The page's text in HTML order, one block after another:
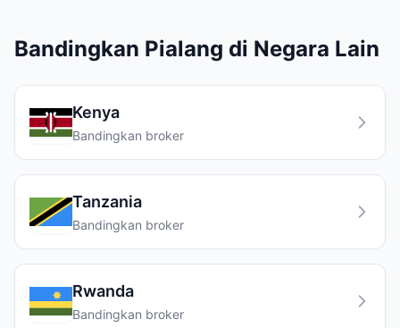
Bandingkan Pialang di Negara Lain
Kenya
Bandingkan broker
Tanzania
Bandingkan broker
Rwanda
Bandingkan broker